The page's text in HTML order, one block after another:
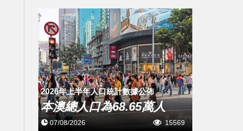
2026年上半年人口統計數據公佈
本澳總人口為68.65萬人
07/08/2026 15569